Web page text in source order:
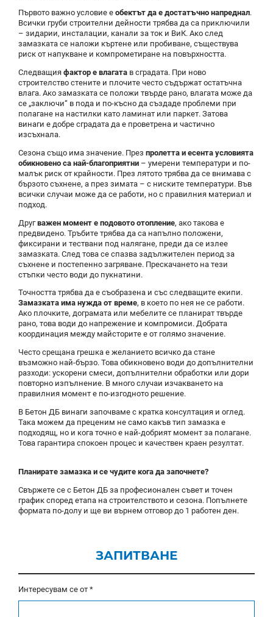
Първото важно условие е обектът да е достатъчно напреднал.
Всички груби строителни дейности трябва да са приключили
– зидарии, инсталации, канали за ток и ВиК. Ако след
замазката се наложи къртене или пробиване, съществува
риск от напукване и компрометиране на повърхността.
Следващия фактор е влагата в сградата. При ново
строителство стените и плочите често съдържат остатъчна
влага. Ако замазката се положи твърде рано, влагата може да
се „заключи“ в пода и по-късно да създаде проблеми при
полагане на настилки като ламинат или паркет. Затова
винаги е добре сградата да е проветрена и частично
изсъхнала.
Сезонa също има значение. През пролетта и есента условията
обикновено са най-благоприятни – умерени температури и по-
малък риск от крайности. През лятото трябва да се внимава с
бързото съхнене, а през зимата – с ниските температури. Във
всички случаи може да се работи, но с правилния материал и
подход.
Другважен момент е подовото отопление, ако такова е
предвидено. Тръбите трябва да са напълно положени,
фиксирани и тествани под налягане, преди да се излее
замазката. След това се спазва задължителен период за
съхнене и постепенно загряване. Прескачането на тези
стъпки често води до пукнатини.
Точността трябва да е съобразена и със следващите екипи.
Замазката има нужда от време, в което по нея не се работи.
Ако плочките, дограмата или мебелите се планират твърде
рано, това води до напрежение и компромиси. Добрата
координация между майсторите е от голямо значение.
Често срещана грешка е желанието всичко да стане
възможно най-бързо. Това обикновено води до допълнителни
разходи: ускорени смеси, допълнителни обработки или дори
повторно изпълнение. В много случаи изчакването на
правилния момент е по-изгодното решение.
В Бетон ДБ винаги започваме с кратка консултация и оглед.
Така можем да преценим не само какъв тип замазка е
подходящ, но и кога точно е най-добрият момент за полагане.
Това гарантира спокоен процес и качествен краен резултат.
Планирате замазка и се чудите кога да започнете?
Свържете се с Бетон ДБ за професионален съвет и точен
график според етапа на строителството и сезона. Попълнете
формата по-долу и ще ви върнем отговор до 1 работен ден.
ЗАПИТВАНЕ
Интересувам се от *